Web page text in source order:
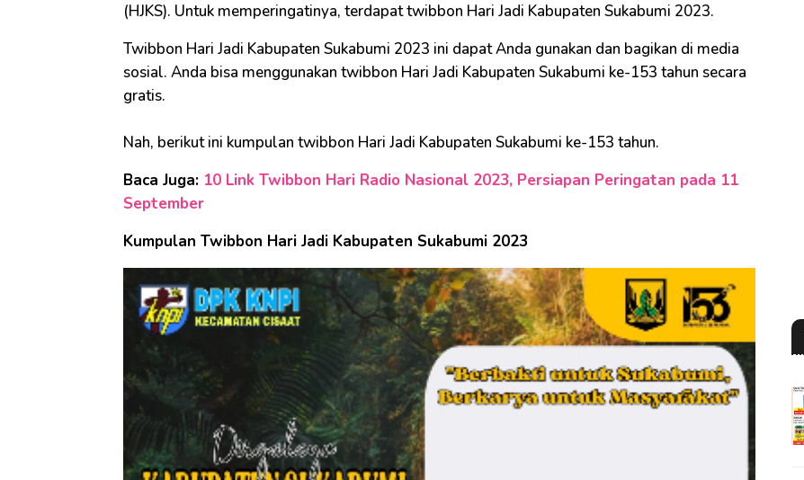
(HJKS). Untuk memperingatinya, terdapat twibbon Hari Jadi Kabupaten Sukabumi 2023.
Twibbon Hari Jadi Kabupaten Sukabumi 2023 ini dapat Anda gunakan dan bagikan di media
sosial. Anda bisa menggunakan twibbon Hari Jadi Kabupaten Sukabumi ke-153 tahun secara
gratis.
Nah, berikut ini kumpulan twibbon Hari Jadi Kabupaten Sukabumi ke-153 tahun.
Baca Juga: 10 Link Twibbon Hari Radio Nasional 2023, Persiapan Peringatan pada 11
September
Kumpulan Twibbon Hari Jadi Kabupaten Sukabumi 2023